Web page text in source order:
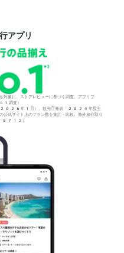
アプリ
象に、ストアレビューに基づく調査。アプリブ
調査）
べ（2026年1月）。観光庁発表「2024年度主
式サイト上のプラン数を集計・比較。海外旅行取り
155712/